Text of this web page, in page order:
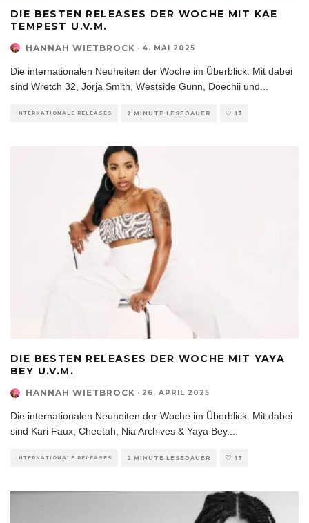
DIE BESTEN RELEASES DER WOCHE MIT KAE
TEMPEST U.V.M.
HANNAH WIETBROCK · 4. MAI 2025
Die internationalen Neuheiten der Woche im Überblick. Mit dabei
sind Wretch 32, Jorja Smith, Westside Gunn, Doechii und
INTERNATIONALE RELEASES 2 MINUTE LESEDAUER 13
DIE BESTEN RELEASES DER WOCHE MIT YAYA
BEY U.V.M.
HANNAH WIETBROCK · 26. APRIL 2025
Die internationalen Neuheiten der Woche im Überblick. Mit dabei
sind Kari Faux, Cheetah, Nia Archives & Yaya Bey....
INTERNATIONALE RELEASES 2 MINUTE LESEDAUER 13